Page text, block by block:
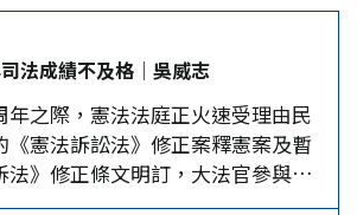
我們要提醒兩位在野黨主席，
罷免」的口實就是指摘國民黨立
，柯建銘更狂言「藍白就是親共，
進歷史焚化爐的最好時機」。賴團
國安情勢簡報」，勢必充斥台灣必
強備戰、「抗中保台」等內容，兩
應他的號召，共同對抗未指名的
種自我陶醉的狂妄狀態，這是台
賴清德談到川普關稅時提到，
會提出『台灣加一』，也就是美
國家，台灣體量如此之小，不夠川
什麼神鬼邏輯？賴說「台灣在美中
中美強硬對峙，即將出現階段性
美抗中」路線受到打擊。 此
這一談判成果時，突然插進「和平
語。不管在中美經貿關係語境為前
普究竟作何打算，如效法前期對英
前例，最後關頭仍會為蠅頭小利再
法成績不及格│吳威志
年之際，憲法法庭正火速受理由民
《憲法訴訟法》修正案釋憲案及暫
法》修正條文明訂，大法官參與評
10人，該法已於今年1月由總統公